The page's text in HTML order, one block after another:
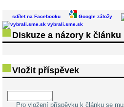
sdílet na Facebooku Google záložy
vybrali.sme.sk
Diskuze a názory k článku
Vložit příspěvek
Pro vložení příspěvku k článku se